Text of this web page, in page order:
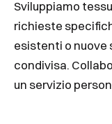
Sviluppiamo
richieste
esistenti o nuove
condivisa.
un servizio